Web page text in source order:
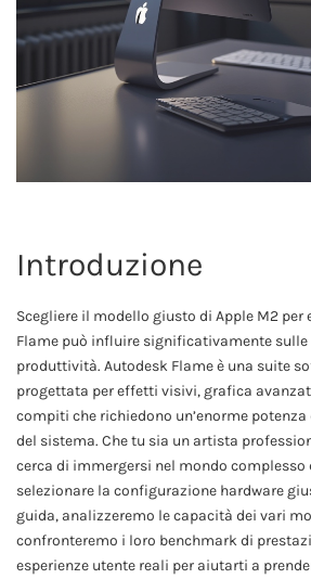
Introduzione
Scegliere il modello giusto di Apple M2 per
Flame può influire significativamente
produttività. Autodesk Flame è una suite
progettata per effetti visivi, grafica
compiti che richiedono un’enorme
del sistema. Che tu sia un artista
cerca di immergersi nel mondo
selezionare la configurazione hardware
guida, analizzeremo le capacità dei vari
confronteremo i loro benchmark di
esperienze utente reali per aiutarti a